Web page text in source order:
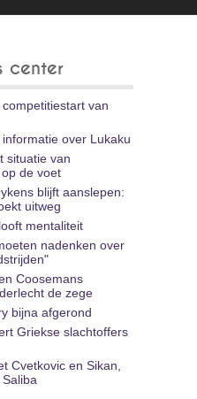
center
van
informatie over Lukaku
situatie van
de voet
blijft aanslepen:
uitweg
mentaliteit
nadenken over
Coosemans
de zege
bijna afgerond
Griekse slachtoffers
Cvetkovic en Sikan,